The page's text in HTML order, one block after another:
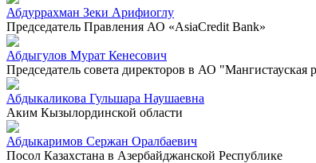
Абдуррахман Зеки Арифиоглу
Председатель Правления АО «AsiaCredit Bank»
Абдыгулов Мурат Кенесович
Председатель совета директоров в АО "Мангистауская
Абдыкаликова Гульшара Наушаевна
Аким Кызылординской области
Абдыкаримов Сержан Оралбаевич
Посол Казахстана в Азербайджанской Республике